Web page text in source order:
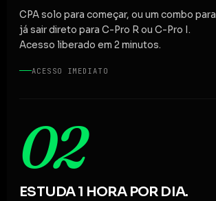
CPA solo para começar, ou um combo para
já sair direto para C-Pro R ou C-Pro I.
Acesso liberado em 2 minutos.
ACESSO IMEDIATO
02
ESTUDA 1 HORA POR DIA.